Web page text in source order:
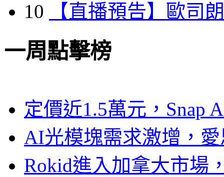
10
【直播預告】歐司
一周點擊榜
定價近1.5萬元，Snap
AI光模塊需求激增，
Rokid進入加拿大市場